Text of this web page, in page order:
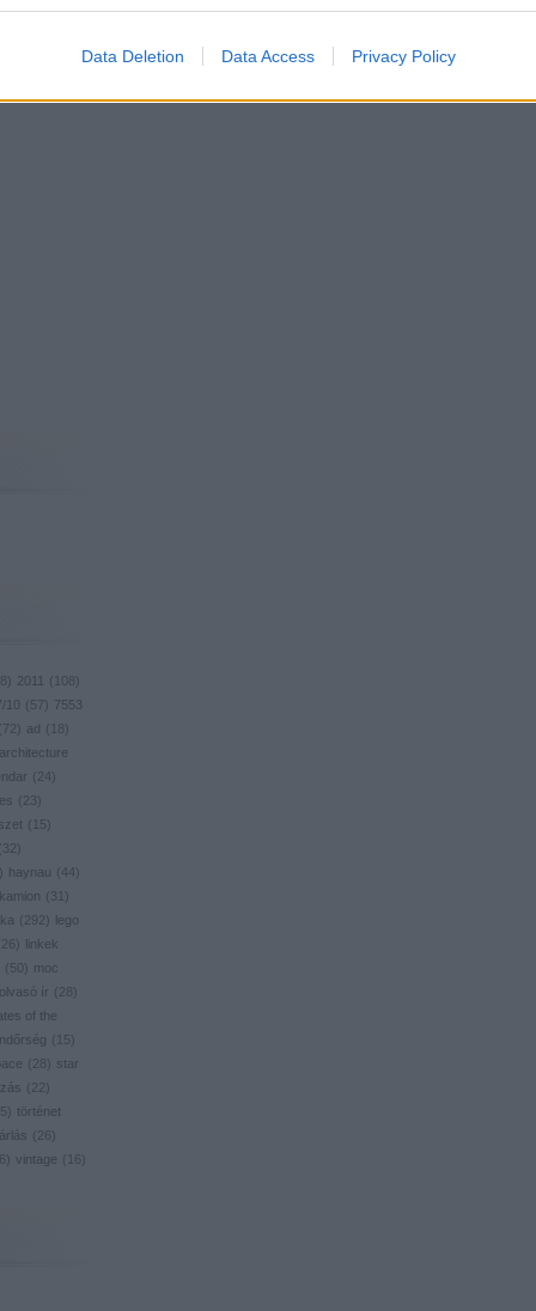
Data Deletion Data Access Privacy Policy
) 2011 ( 108 )
10 ( 57) 7553
72) ad ( 18 )
architecture
( 24)
( 23)
( 15)
32)
) haynau ( 44)
kamion ( 31
)
( 292)
lego
26 )
linkek
( 50) moc
olvasó ír ( 28 )
of the
( 15)
( 28 ) star
( 22)
15) történet
( 26 )
) vintage ( 16 )